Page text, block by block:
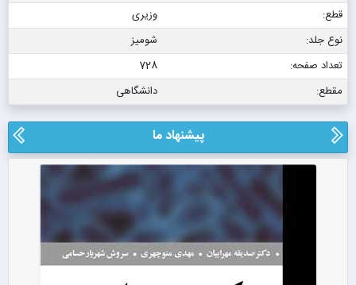
قطع:
وزیری
نوع جلد:
شومیز
تعداد صفحه:
728
مقطع:
دانشگاهی
پیشنهاد ما